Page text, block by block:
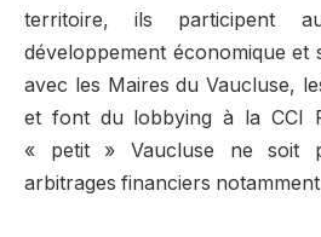
territoire, ils participent
développement économique et
avec les Maires du Vaucluse,
et font du lobbying à la CCI
« petit » Vaucluse ne soit
arbitrages financiers